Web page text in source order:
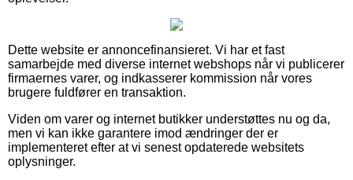
Dette website er annoncefinansieret. Vi har et fast
samarbejde med diverse internet webshops når vi publicerer
firmaernes varer, og indkasserer kommission når vores
brugere fuldfører en transaktion.
Viden om varer og internet butikker understøttes nu og da,
men vi kan ikke garantere imod ændringer der er
implementeret efter at vi senest opdaterede websitets
oplysninger.